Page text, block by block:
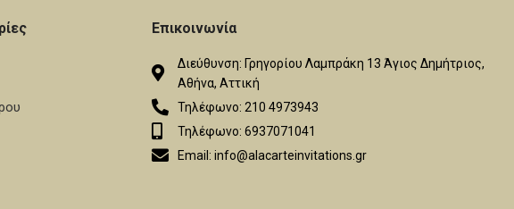
Επικοινωνία
Διεύθυνση: Γρηγορίου Λαμπράκη 13 Άγιος Δημήτριος,
Αθήνα, Αττική
Τηλέφωνο: 210 4973943
Τηλέφωνο: 6937071041
Email: info@alacarteinvitations.gr